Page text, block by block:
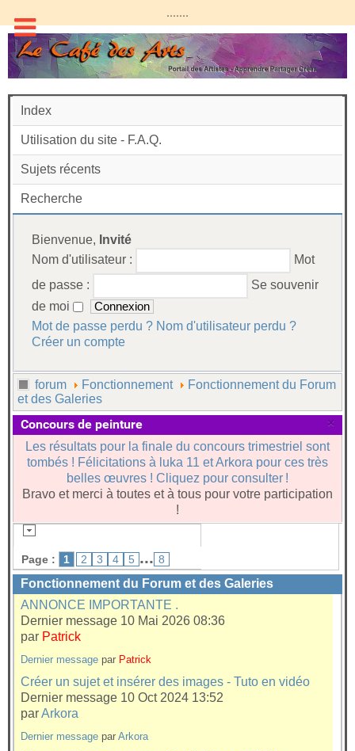
.......
Index
Utilisation du site - F.A.Q.
Sujets récents
Recherche
Bienvenue, Invité
Nom d'utilisateur :
Mot
de passe :
Se souvenir
de moi
Mot de passe perdu ? Nom d'utilisateur perdu ?
Créer un compte
forum Fonctionnement
Fonctionnement du Forum
et des Galeries
×
Concours de peinture
Les résultats pour la finale du concours trimestriel sont
tombés ! Félicitations à luka 11 et Arkora pour ces très
belles œuvres ! Cliquez pour consulter !
Bravo et merci à toutes et à tous pour votre participation
!
Page : 1 2 3 4 5 ... 8
Fonctionnement du Forum et des Galeries
ANNONCE IMPORTANTE .
Dernier message 10 Mai 2026 08:36
par Patrick
Dernier message par Patrick
Créer un sujet et insérer des images - Tuto en vidéo
Dernier message 10 Oct 2024 13:52
parArkora
Dernier message par Arkora